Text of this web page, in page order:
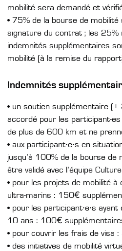
mobilité sera demandé et
• 75% de la bourse de mobilité
signature du contrat ; les 25%
indemnités supplémentaires
mobilité (à la remise du
Indemnités
• un soutien supplémentaire
accordé pour les participant-
de plus de 600 km et ne
• aux participant·e·s en
jusqu’à 100% de la bourse de
être validé avec l’équipe
• pour les projets de mobilité
ultra-marins : 150€
• pour les participant·e·s
10 ans : 100€
• pour couvrir les frais de visa
• des initiatives de mobilité